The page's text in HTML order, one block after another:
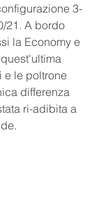
3-
21. A bordo
la Economy e
e le poltrone
differenza
ri-adibita a